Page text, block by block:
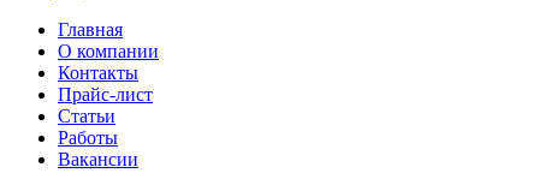
Главная
О компании
Контакты
Прайс-лист
Статьи
Работы
Вакансии